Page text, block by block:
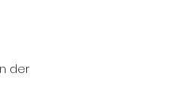
der